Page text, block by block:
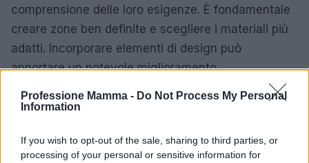
Professione Mamma - Do Not Process My Personal
Information
If you wish to opt-out of the sale, sharing to third parties, or
processing of your personal or sensitive information for
comprensione delle loro esigenze. È fondamentale
creare zone ben definite e scegliere i materiali più
adatti. Incorporare elementi di design può
apportare un notevole miglioramento
nell’esperienza di gioco. Con creatività e impegno,
è possibile trasformare qualsiasi spazio in un